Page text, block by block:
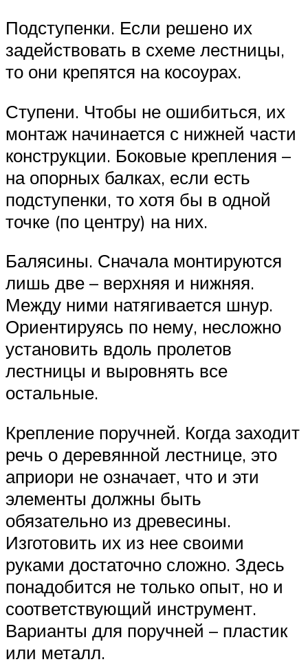
Подступенки. Если решено их
задействовать в схеме лестницы,
то они крепятся на косоурах.
Ступени. Чтобы не ошибиться, их
монтаж начинается с нижней части
конструкции. Боковые крепления –
на опорных балках, если есть
подступенки, то хотя бы в одной
точке (по центру) на них.
Балясины. Сначала монтируются
лишь две – верхняя и нижняя.
Между ними натягивается шнур.
Ориентируясь по нему, несложно
установить вдоль пролетов
лестницы и выровнять все
остальные.
Крепление поручней. Когда заходит
речь о деревянной лестнице, это
априори не означает, что и эти
элементы должны быть
обязательно из древесины.
Изготовить их из нее своими
руками достаточно сложно. Здесь
понадобится не только опыт, но и
соответствующий инструмент.
Варианты для поручней – пластик
или металл.